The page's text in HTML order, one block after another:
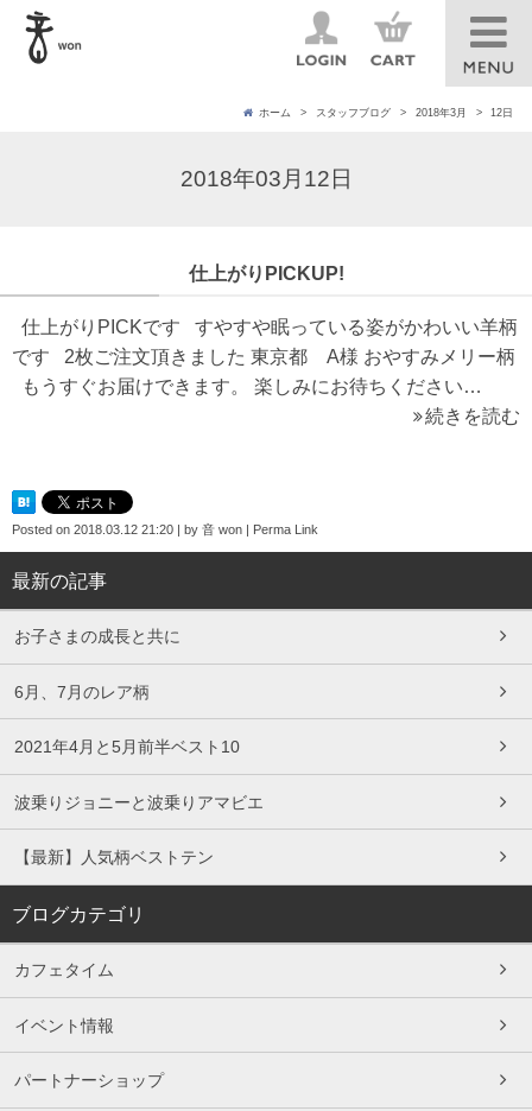
ホーム スタッフブログ 2018年3月 12日
2018年03月12日
仕上がりPICKUP!
仕上がりPICKです すやすや眠っている姿がかわいい羊柄
です 2枚ご注文頂きました 東京都 A様 おやすみメリー柄
もうすぐお届けできます。 楽しみにお待ちください…
続きを読む
Posted on 2018.03.12 21:20 | by 音 won | Perma Link
最新の記事
お子さまの成長と共に
6月、7月のレア柄
2021年4月と5月前半ベスト10
波乗りジョニーと波乗りアマビエ
【最新】人気柄ベストテン
ブログカテゴリ
カフェタイム
イベント情報
パートナーショップ